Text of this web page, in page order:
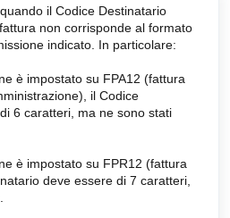
il Codice Destinatario
non corrisponde al formato
indicato. In particolare:
è impostato su FPA12 (fattura
il Codice
6 caratteri, ma ne sono stati
è impostato su FPR12 (fattura
deve essere di 7 caratteri,